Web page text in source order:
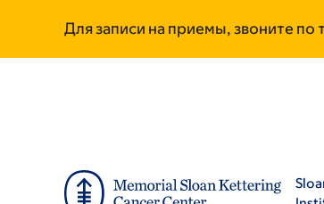
main
footer
Для записи на приемы, звоните по